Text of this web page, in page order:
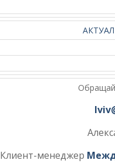
Клиент-менеджер